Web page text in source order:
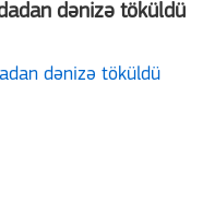
dənizə töküldü